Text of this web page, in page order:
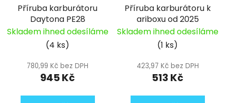
Příruba karburátoru
Daytona PE28
Skladem ihned odesíláme
(4 ks)
780,99 Kč bez DPH
945 Kč
Příruba karburátoru k
ariboxu od 2025
Skladem ihned odesíláme
(1 ks)
423,97 Kč bez DPH
513 Kč